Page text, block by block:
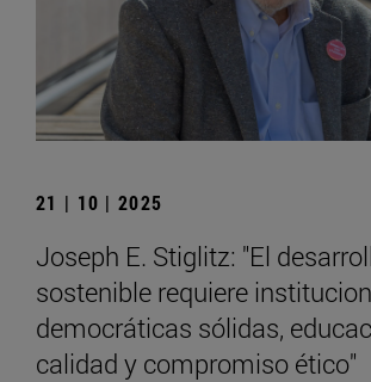
21 | 10 | 2025
Joseph E. Stiglitz: "El
sostenible requiere
democráticas sólidas,
calidad y compromiso ético"